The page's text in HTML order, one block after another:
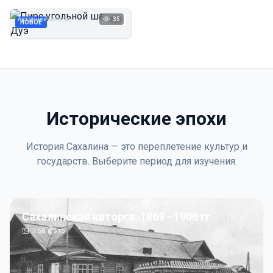
НОВОЕ 1923
Автор неизвестен 35
Исторические эпохи
История Сахалина — это переплетение культур и
государств. Выберите период для изучения.
Сахалинская каторга: 1869 - 1906 гг
156фото